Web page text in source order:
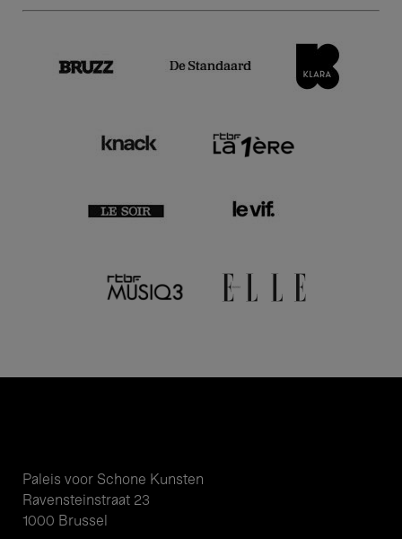
Paleis voor Schone Kunsten
Ravensteinstraat 23
1000 Brussel